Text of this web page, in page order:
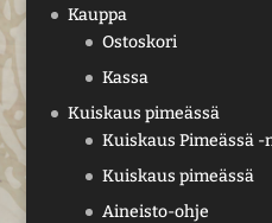
Kauppa
Ostoskori
Kassa
Kuiskaus pimeässä
Kuiskaus Pimeässä
Kuiskaus pimeässä
Aineisto-ohje